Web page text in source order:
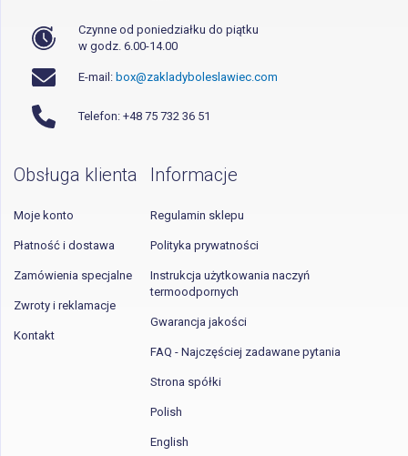
Czynne od poniedziałku do piątku
w godz. 6.00-14.00
E-mail: box@zakladyboleslawiec.com
Telefon: +48 75 732 36 51
Obsługa klienta
Moje konto
Płatność i dostawa
Zamówienia specjalne
Zwroty i reklamacje
Kontakt
Informacje
Regulamin sklepu
Polityka prywatności
Instrukcja użytkowania naczyń
termoodpornych
Gwarancja jakości
FAQ - Najczęściej zadawane pytania
Strona spółki
Polish
English